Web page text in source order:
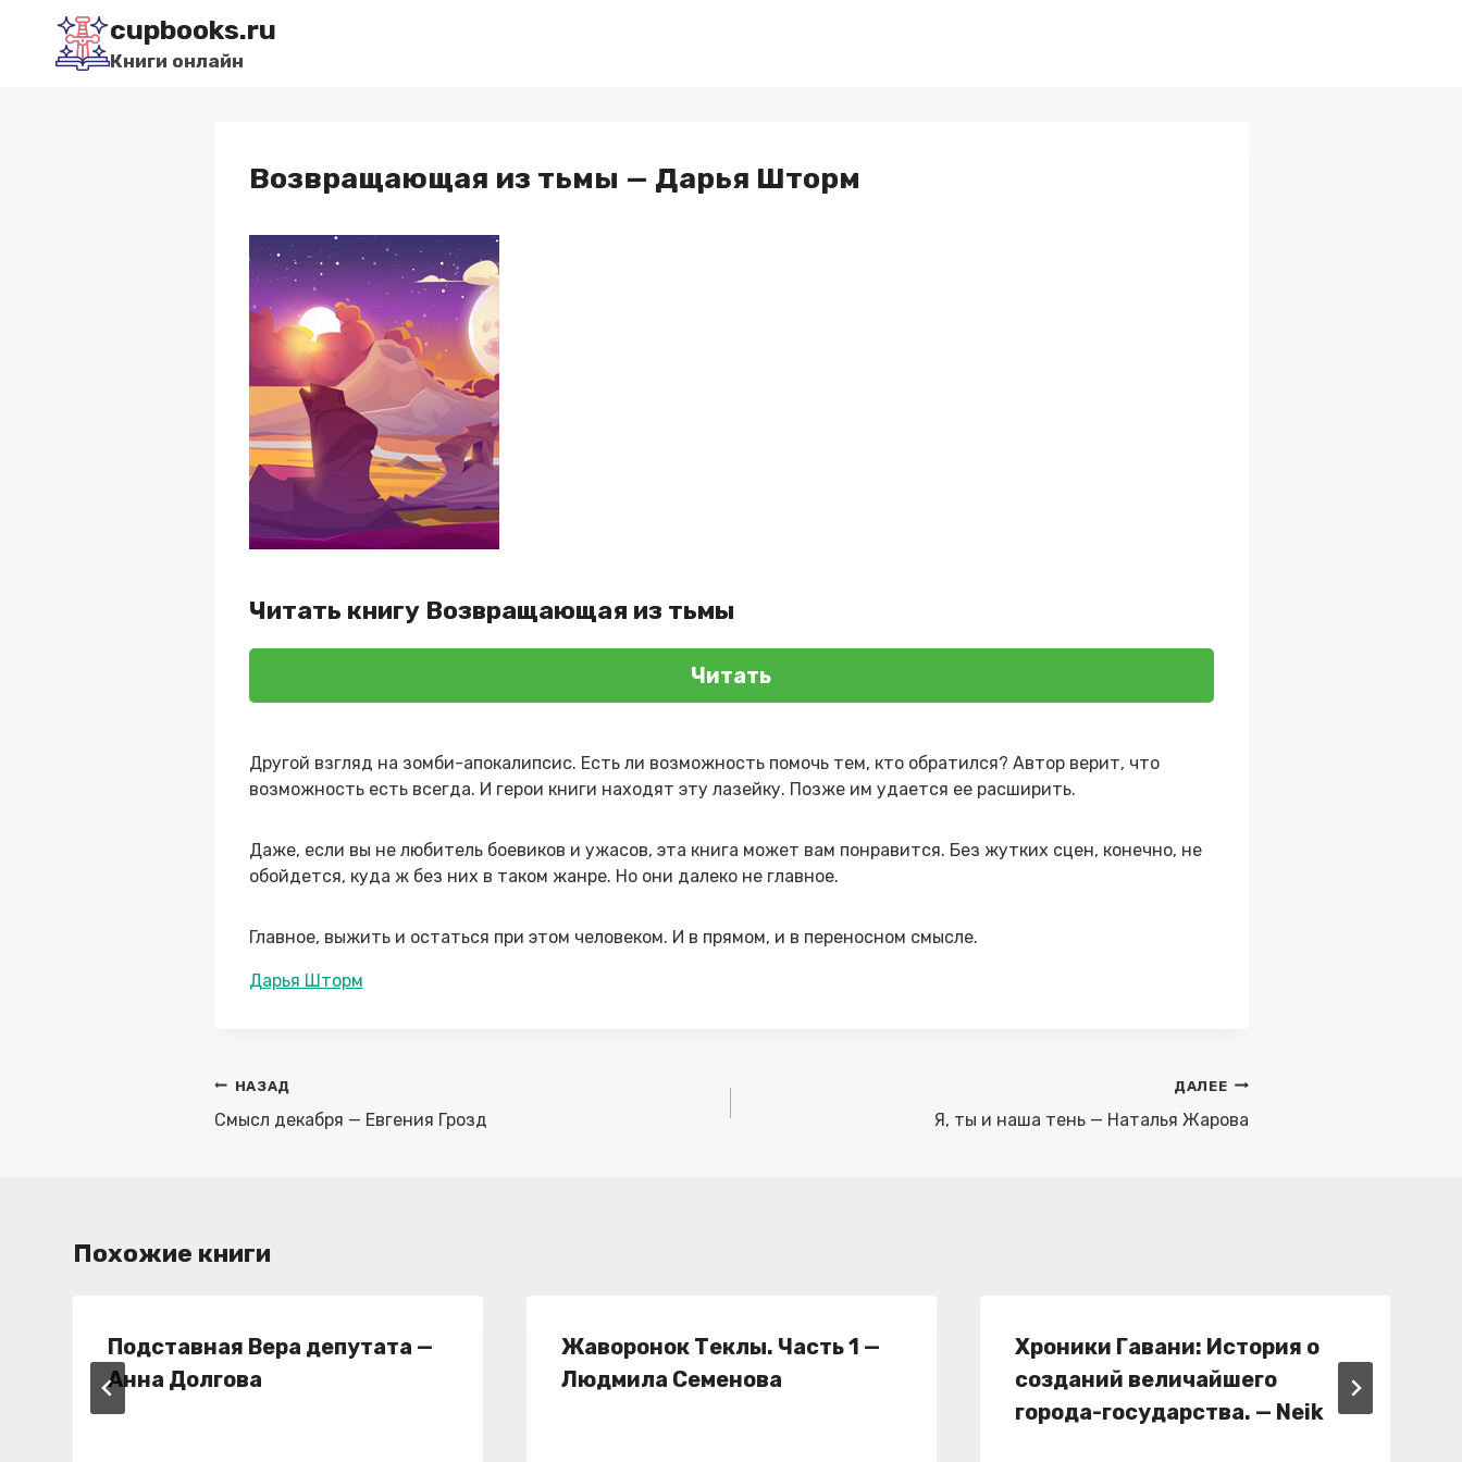
Перейти
содержимому
cupbooks.ru
Книги онлайн
Возвращающая из тьмы — Дарья Шторм
Читать книгу Возвращающая из тьмы
Читать
Другой взгляд на зомби-апокалипсис. Есть ли возможность помочь тем, кто обратился? Автор верит, что
возможность есть всегда. И герои книги находят эту лазейку. Позже им удается ее расширить.
Даже, если вы не любитель боевиков и ужасов, эта книга может вам понравится. Без жутких сцен, конечно, не
обойдется, куда ж без них в таком жанре. Но они далеко не главное.
Главное, выжить и остаться при этом человеком. И в прямом, и в переносном смысле.
Метки
Дарья Шторм
Навигация
по
НАЗАД
Смысл декабря — Евгения Грозд
ДАЛЕЕ
Я, ты и наша тень — Наталья Жарова
Похожие книги
Подставная Вера депутата —
Анна Долгова
Жаворонок Теклы. Часть 1 —
Людмила Семенова
Хроники Гавани: История о
созданий величайшего
города-государства. — Neik